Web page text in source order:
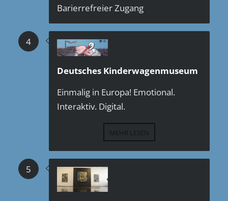
Barierrefreier Zugang
4
Deutsches Kinderwagenmuseum
Einmalig in Europa! Emotional.
Interaktiv. Digital.
MEHR LESEN
5